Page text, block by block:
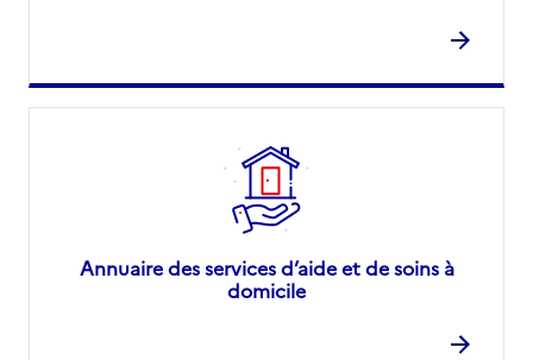
Annuaire des services d’aide et de soins à
domicile